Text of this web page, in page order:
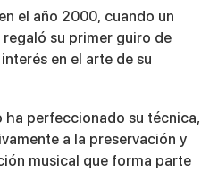
el año 2000, cuando un
su primer guiro de
en el arte de su
ha perfeccionado su técnica,
a la preservación y
musical que forma parte